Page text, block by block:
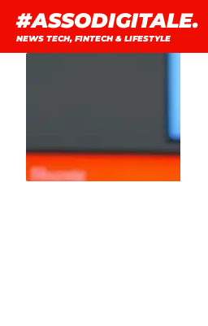
contenuto
#ASSODIGITALE.
NEWS TECH, FINTECH & LIFESTYLE